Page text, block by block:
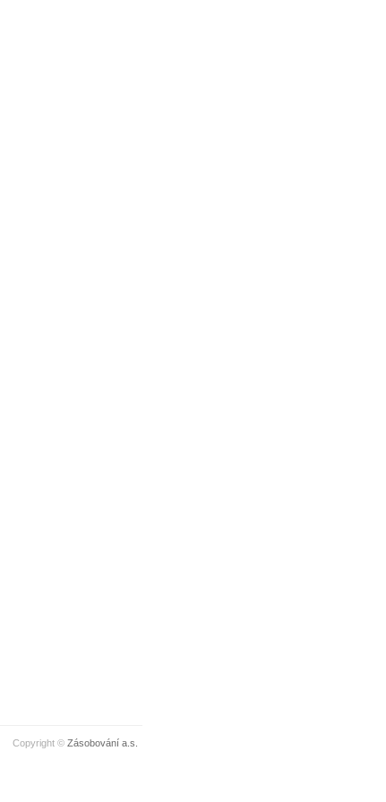
Copyright © Zásobování a.s.